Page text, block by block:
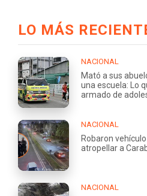
LO MÁS
NACIONAL
Mató a sus
una escuela: Lo
armado de
NACIONAL
Robaron
atropellar a
NACIONAL